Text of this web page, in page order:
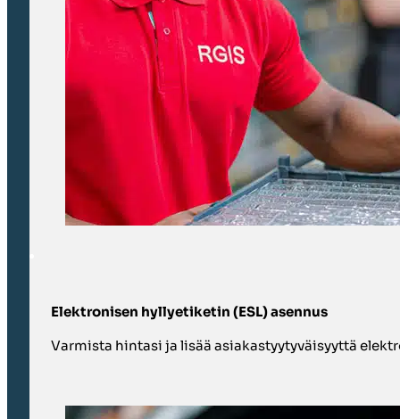
Elektronisen hyllyetiketin (ESL) asennus
Varmista hintasi ja lisää asiakastyytyväisyyttä